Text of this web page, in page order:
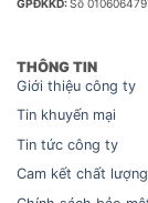
GPĐKKD:Số
THÔNG TIN
Giới thiệu công ty
Tin khuyến mại
Tin tức công ty
Cam kết chất lượng